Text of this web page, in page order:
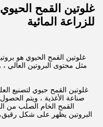
غلوتين القمح
للزراعة المائية
غلوتين القمح الحيوي هو
مثل محتوى البروتين العالي
غلوتين القمح حيوي لتصنيع
صناعة الأغذية ، ويتم
القمح الخام الصلب من
البروتين يظهر على شكل